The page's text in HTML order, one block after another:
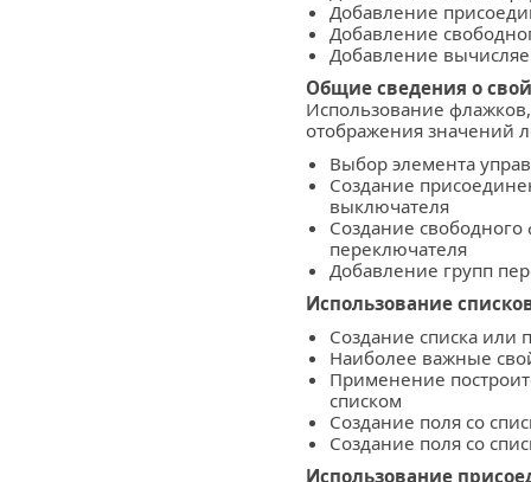
Добавление
Добавление
Добавление
Общие сведения о
Использование
отображения значений
Выбор элемента
Создание
выключателя
Создание
переключателя
Добавление групп
Использование
Создание списка или
Наиболее важные
Применение
списком
Создание поля со
Создание поля со
Использование